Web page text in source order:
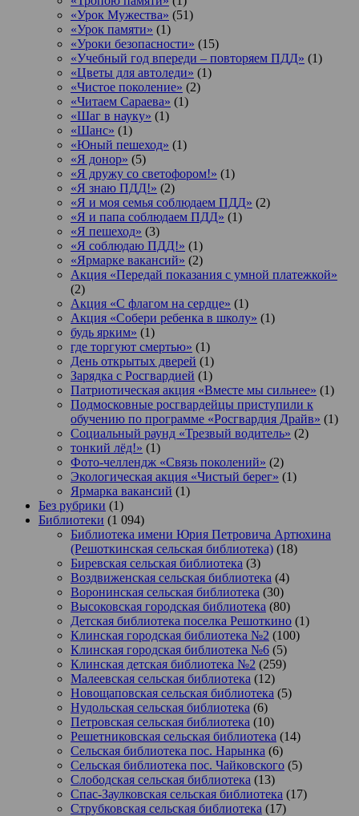
«Урок Мужества» (51)
«Урок памяти» (1)
«Уроки безопасности» (15)
«Учебный год впереди – повторяем ПДД» (1)
«Цветы для автоледи» (1)
«Чистое поколение» (2)
«Читаем Сараева» (1)
«Шаг в науку» (1)
«Шанс» (1)
«Юный пешеход» (1)
«Я донор» (5)
«Я дружу со светофором!» (1)
«Я знаю ПДД!» (2)
«Я и моя семья соблюдаем ПДД» (2)
«Я и папа соблюдаем ПДД» (1)
«Я пешеход» (3)
«Я соблюдаю ПДД!» (1)
«Ярмарке вакансий» (2)
Акция «Передай показания с умной платежкой»
(2)
Акция «С флагом на сердце» (1)
Акция «Собери ребенка в школу» (1)
будь ярким» (1)
где торгуют смертью» (1)
День открытых дверей (1)
Зарядка с Росгвардией (1)
Патриотическая акция «Вместе мы сильнее» (1)
Подмосковные росгвардейцы приступили к
обучению по программе «Росгвардия Драйв» (1)
Социальный раунд «Трезвый водитель» (2)
тонкий лёд!» (1)
Фото-челлендж «Связь поколений» (2)
Экологическая акция «Чистый берег» (1)
Ярмарка вакансий (1)
Без рубрики (1)
Библиотеки (1 094)
Библиотека имени Юрия Петровича Артюхина
(Решоткинская сельская библиотека) (18)
Биревская сельская библиотека (3)
Воздвиженская сельская библиотека (4)
Воронинская сельская библиотека (30)
Высоковская городская библиотека (80)
Детская библиотека поселка Решоткино (1)
Клинская городская библиотека №2 (100)
Клинская городская библиотека №6 (5)
Клинская детская библиотека №2 (259)
Малеевская сельская библиотека (12)
Новощаповская сельская библиотека (5)
Нудольская сельская библиотека (6)
Петровская сельская библиотека (10)
Решетниковская сельская библиотека (14)
Сельская библиотека пос. Нарынка (6)
Сельская библиотека пос. Чайковского (5)
Слободская сельская библиотека (13)
Спас-Заулковская сельская библиотека (17)
Струбковская сельская библиотека (17)